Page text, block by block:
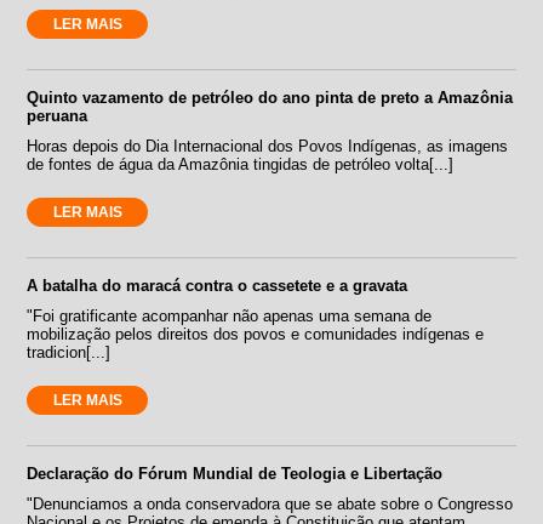
LER MAIS
Quinto vazamento de petróleo do ano pinta de preto a Amazônia
peruana
Horas depois do Dia Internacional dos Povos Indígenas, as imagens
de fontes de água da Amazônia tingidas de petróleo volta[...]
LER MAIS
A batalha do maracá contra o cassetete e a gravata
"Foi gratificante acompanhar não apenas uma semana de
mobilização pelos direitos dos povos e comunidades indígenas e
tradicion[...]
LER MAIS
Declaração do Fórum Mundial de Teologia e Libertação
"Denunciamos a onda conservadora que se abate sobre o Congresso